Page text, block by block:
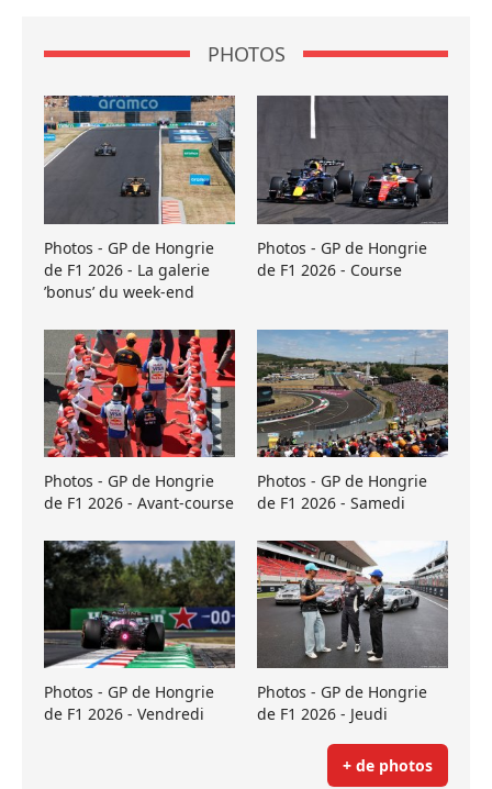
PHOTOS
Photos - GP de Hongrie
de F1 2026 - La galerie
’bonus’ du week-end
Photos - GP de Hongrie
de F1 2026 - Course
Photos - GP de Hongrie
de F1 2026 - Avant-course
Photos - GP de Hongrie
de F1 2026 - Samedi
Photos - GP de Hongrie
de F1 2026 - Vendredi
Photos - GP de Hongrie
de F1 2026 - Jeudi
+ de photos